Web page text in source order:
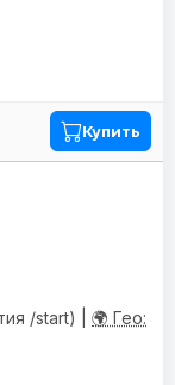
Купить
/start) | 🌍 Гео: